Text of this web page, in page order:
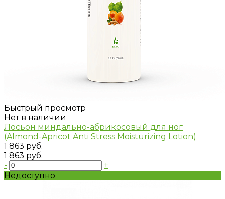
Быстрый просмотр
Нет в наличии
Лосьон миндально-абрикосовый для ног
(Almond-Apricot Anti Stress Moisturizing Lotion)
1 863 руб.
1 863 руб.
-
+
Недоступно